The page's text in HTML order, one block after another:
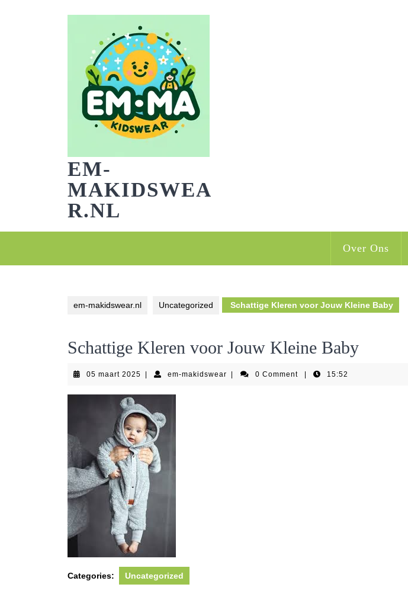
EM-
MAKIDSWEA
R.NL
Over Ons
em-makidswear.nl Uncategorized Schattige Kleren voor Jouw Kleine Baby
Schattige Kleren voor Jouw Kleine Baby
05 maart 2025 05
2025
em-makidswear em-
0 Comment 15:52
Categories: Uncategorized